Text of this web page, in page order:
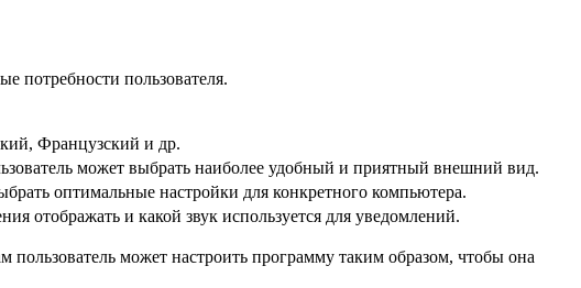
потребности пользователя.
Французский и др.
может выбрать наиболее удобный и приятный внешний вид.
оптимальные настройки для конкретного компьютера.
отображать и какой звук используется для уведомлений.
может настроить программу таким образом, чтобы она